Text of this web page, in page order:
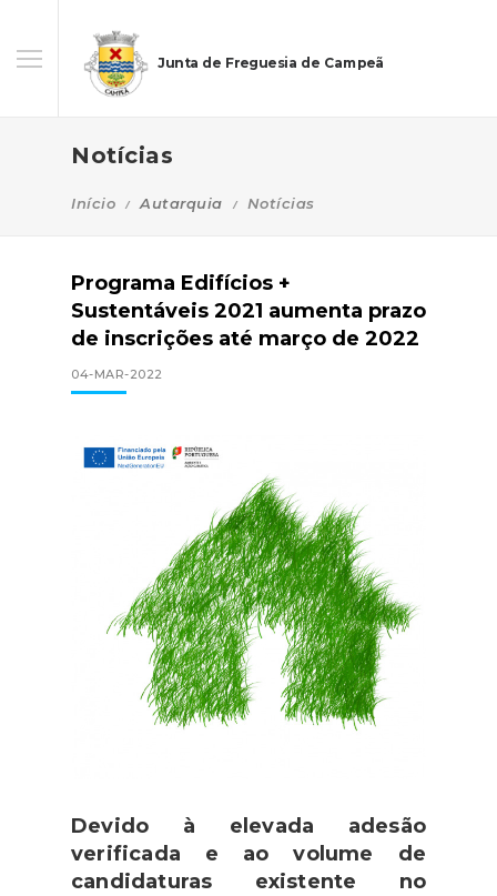
Junta de Freguesia de Campeã
Notícias
Início Autarquia Notícias
Programa Edifícios +
Sustentáveis 2021 aumenta prazo
de inscrições até março de 2022
04-MAR-2022
Devido à elevada adesão
verificada e ao volume de
candidaturas existente no